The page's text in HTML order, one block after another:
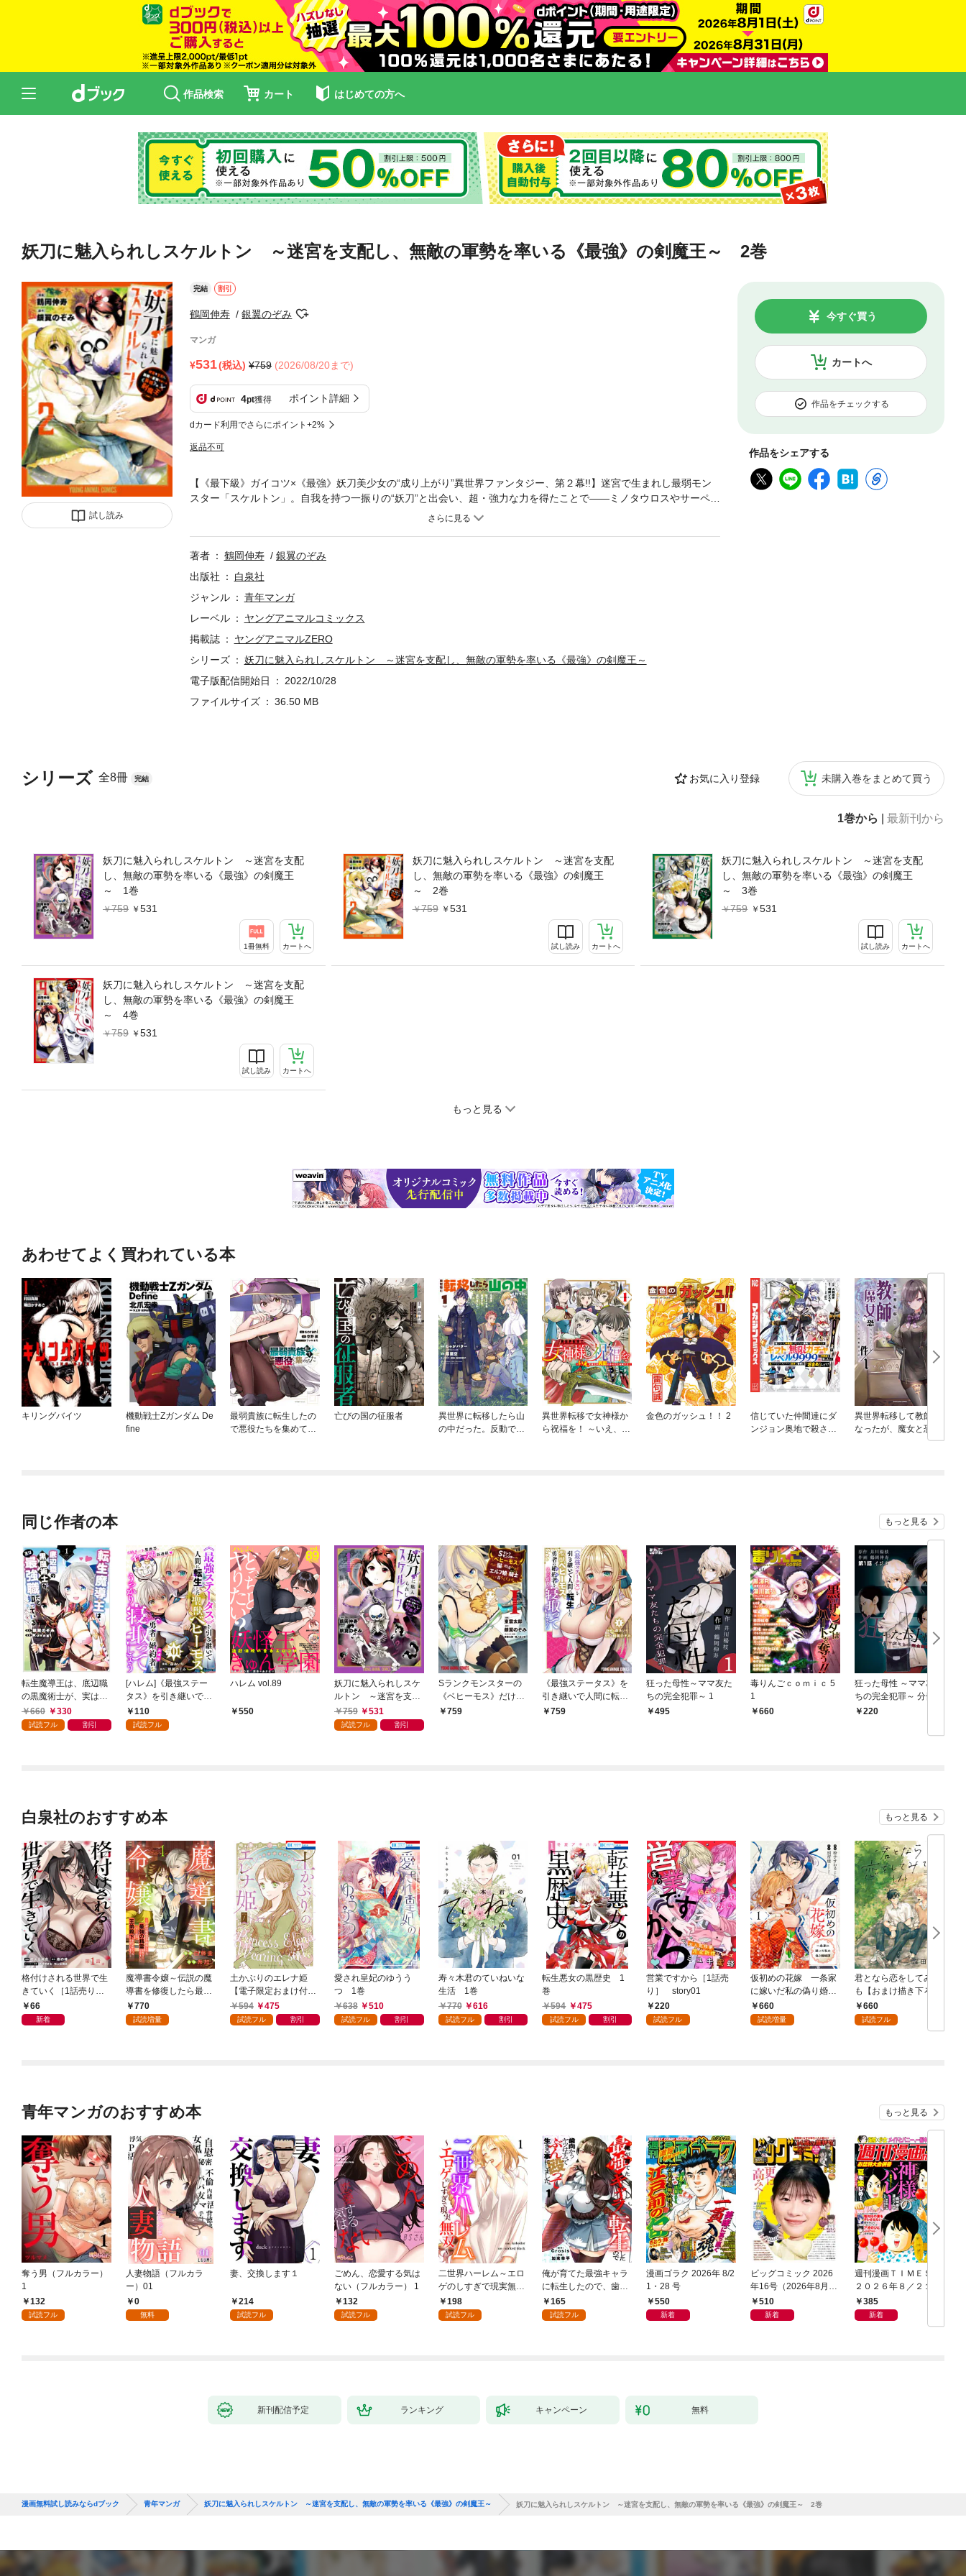
作品検索 カート はじめての方へ
妖刀に魅入られしスケルトン ～迷宮を支配し、無敵の軍勢を率いる《最強》の剣魔王～ 2巻
試し読み
完結 割引
鶴岡伸寿 銀翼のぞみ
マンガ
531(税込) 759 (2026/08/20まで)
4pt獲得 ポイント詳細
dカード利用でさらにポイント+2%
返品不可
カートへ
今すぐ買う
作品をチェックする
作品をシェアする
シリーズ 全8冊 完結 お気に入り登録 未購入巻をまとめて買う
1巻から 最新刊から
妖刀に魅入られしスケルトン ～迷宮を支配
し、無敵の軍勢を率いる《最強》の剣魔王
～ 1巻
759
531
1冊無料 カートへ
妖刀に魅入られしスケルトン ～迷宮を支配
し、無敵の軍勢を率いる《最強》の剣魔王
～ 2巻
759
531
試し読み カートへ
妖刀に魅入られしスケルトン ～迷宮を支配
し、無敵の軍勢を率いる《最強》の剣魔王
～ 3巻
759
531
試し読み カートへ
妖刀に魅入られしスケルトン ～迷宮を支配
し、無敵の軍勢を率いる《最強》の剣魔王
～ 4巻
759
531
試し読み カートへ
もっと見る
【《最下級》ガイコツ×《最強》妖刀美少女の“成り上がり”異世界ファンタジー、第２幕!!】迷宮で生まれし最弱モン
スター「スケルトン」。自我を持つ一振りの“妖刀”と出会い、超・強力な力を得たことで――ミノタウロスやサーペン
トドラゴン、ゴーレムまで…続々と配下を増やし、迷宮を支配する最強モンスターに成り上がり!! そして一行は、つ
大人気WEB小説を超筆致でコミカライズ！
著者 鶴岡伸寿
銀翼のぞみ
出版社
白泉社
ジャンル
青年マンガ
レーベル
ヤングアニマルコミックス
掲載誌
ヤングアニマルZERO
シリーズ
妖刀に魅入られしスケルトン ～迷宮を支配し、無敵の軍勢を率いる《最強》の剣魔王～
電子版配信開始日
2022/10/28
ファイルサイズ
36.50 MB
あわせてよく買われている本
キリングバイツ
機動戦士Zガンダム De
fine
最弱貴族に転生したの
で悪役たちを集めてみ
亡びの国の征服者
異世界に転移したら山
の中だった。反動で強
異世界転移で女神様か
ら祝福を！ ～いえ、手
金色のガッシュ！！ 2
信じていた仲間達にダ
ンジョン奥地で殺され
異世界転移して教師に
なったが、魔女と恐れ
られている件 ～アオ
同じ作者の本 もっと見る
転生魔導王は、底辺職
の黒魔術士が、実は最
強職だと知っている 1
巻
660 330
試読フル 割引
[ハレム]《最強ステー
タス》を引き継いで人
間に転生した聖獣ベヒ
ーモス、勇者の婚約者
110
試読フル
ハレム vol.89
550
妖刀に魅入られしスケ
ルトン ～迷宮を支配
し、無敵の軍勢を率い
る《最強》の剣魔王
759 531
試読フル 割引
Sランクモンスターの
《ベヒーモス》だけ
ど、猫と間違われてエ
759
《最強ステータス》を
引き継いで人間に転生
した聖獣ベヒーモス、
759
狂った母性～ママ友た
ちの完全犯罪～ 1
495
毒りんごｃｏｍｉｃ 5
1
660
狂った母性 ～ママ友た
ちの完全犯罪～ 分冊版
1 220
白泉社のおすすめ本 もっと見る
格付けされる世界で生
きていく［1話売り］
第1話
66
新着
魔導書令嬢～伝説の魔
導書を修復したら最強
の精霊が味方になりま
した（クールな王弟殿
770
試読増量
土かぶりのエレナ姫
【電子限定おまけ付
き】 1巻
594 475
試読フル 割引
愛され皇妃のゆうう
つ 1巻
638
510
試読フル 割引
寿々木君のていねいな
生活 1巻
770
616
試読フル 割引
転生悪女の黒歴史 1
巻
594
475
試読フル 割引
営業ですから［1話売
り］ story01
220
試読フル
仮初めの花嫁 一条家
に嫁いだ私の偽り婚姻
譚【おまけ描き下ろし
付き】 1巻
660
試読増量
君となら恋をしてみて
も【おまけ描き下ろし
付き】 1巻
660
試読フル
青年マンガのおすすめ本 もっと見る
奪う男（フルカラー）
1
132
試読フル
人妻物語（フルカラ
ー）01
0
無料
妻、交換します１
214
試読フル
ごめん、恋愛する気は
ない（フルカラー） 1
132
試読フル
二世界ハーレム～エロ
ゲのしすぎで現実無双
～１198
試読フル
俺が育てた最強キャラ
に転生したので、歯向
かうヤツはすべてぶん
殴って生きる事にしま
165
試読フル
漫画ゴラク 2026年 8/2
1・28 号
550
新着
ビッグコミック 2026
年16号（2026年8月7
日発売）
510
新着
週刊漫画ＴＩＭＥＳ
２０２６年８／２１・
２８合併号
385
新着
新刊配信予定 ランキング キャンペーン 無料
漫画無料試し読みならdブック 青年マンガ 妖刀に魅入られしスケルトン ～迷宮を支配し、無敵の軍勢を率いる《最強》の剣魔王～ 妖刀に魅入られしスケルトン ～迷宮を支配し、無敵の軍勢を率いる《最強》の剣魔王～ 2巻